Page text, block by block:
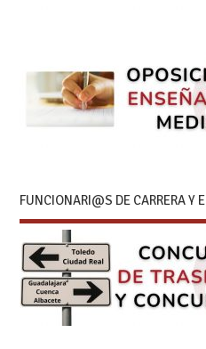
FUNCIONARI@S DE CARRERA Y